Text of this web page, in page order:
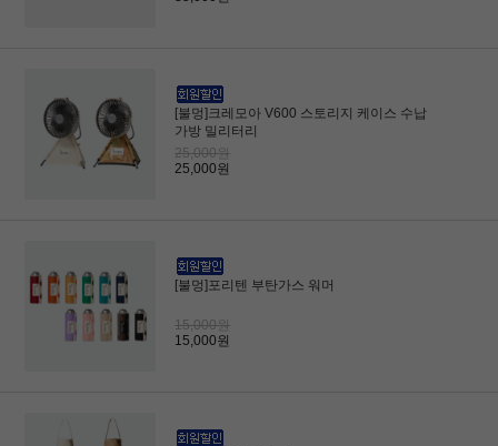
[불멍]크레모아 V600 스토리지 케이스 수납
가방 밀리터리
25,000원
25,000원
[불멍]포리텐 부탄가스 워머
15,000원
15,000원